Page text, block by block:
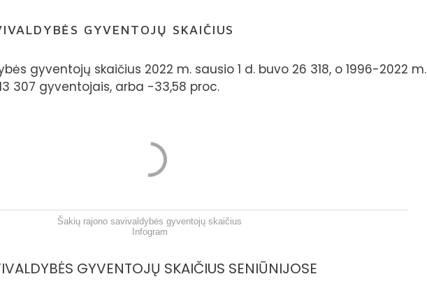
GYVENTOJŲ SKAIČIUS
gyventojų skaičius 2022 m. sausio 1 d. buvo 26 318, o 1996-2022 m.
307 gyventojais, arba -33,58 proc.
Šakių rajono savivaldybės gyventojų skaičius
Infogram
GYVENTOJŲ SKAIČIUS SENIŪNIJOSE